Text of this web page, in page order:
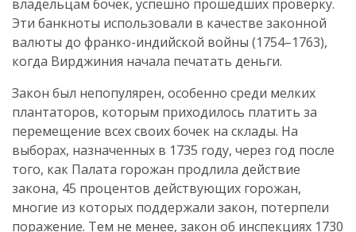
владельцам бочек, успешно прошедших проверку.
Эти банкноты использовали в качестве законной
валюты до франко-индийской войны (1754–1763),
когда Вирджиния начала печатать деньги.
Закон был непопулярен, особенно среди мелких
плантаторов, которым приходилось платить за
перемещение всех своих бочек на склады. На
выборах, назначенных в 1735 году, через год после
того, как Палата горожан продлила действие
закона, 45 процентов действующих горожан,
многие из которых поддержали закон, потерпели
поражение. Тем не менее, закон об инспекциях 1730